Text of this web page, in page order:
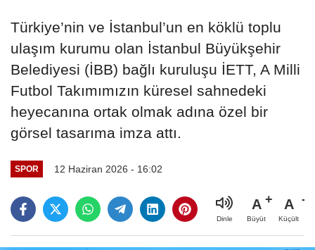
Türkiye’nin ve İstanbul’un en köklü toplu
ulaşım kurumu olan İstanbul Büyükşehir
Belediyesi (İBB) bağlı kuruluşu İETT, A Milli
Futbol Takımımızın küresel sahnedeki
heyecanına ortak olmak adına özel bir
görsel tasarıma imza attı.
SPOR 12 Haziran 2026 - 16:02
Dinle
A
Büyüt
A
Küçült